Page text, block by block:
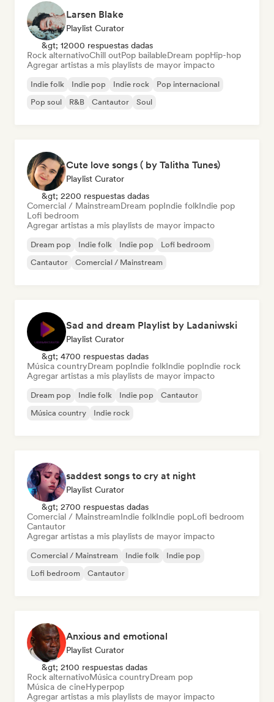
Larsen Blake
Playlist Curator
&gt; 12000 respuestas dadas
Rock alternativoChill outPop bailableDream popHip-hop
Agregar artistas a mis playlists de mayor impacto
Indie folk Indie pop Indie rock
Pop internacional
Pop soul
R&B Cantautor Soul
Cute love songs ( by Talitha Tunes)
Playlist Curator
&gt; 2200 respuestas dadas
Comercial / MainstreamDream popIndie folkIndie pop
Lofi bedroom
Agregar artistas a mis playlists de mayor impacto
Dream pop Indie folk Indie pop
Lofi bedroom
Cantautor
Comercial / Mainstream
Sad and dream Playlist by Ladaniwski
Playlist Curator
&gt; 4700 respuestas dadas
Música countryDream popIndie folkIndie popIndie rock
Agregar artistas a mis playlists de mayor impacto
Dream pop Indie folk Indie pop
Cantautor
Música country
Indie rock
saddest songs to cry at night
Playlist Curator
&gt; 2700 respuestas dadas
Comercial / MainstreamIndie folkIndie popLofi bedroom
Cantautor
Agregar artistas a mis playlists de mayor impacto
Comercial / Mainstream Indie folk
Indie pop
Lofi bedroom
Cantautor
Anxious and emotional
Playlist Curator
&gt; 2100 respuestas dadas
Rock alternativoMúsica countryDream pop
Música de cineHyperpop
Agregar artistas a mis playlists de mayor impacto